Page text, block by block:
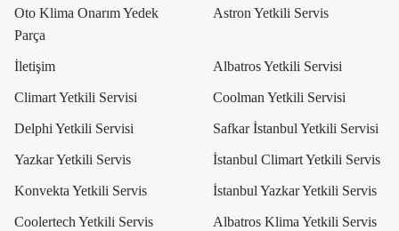
Oto Klima Onarım Yedek
Parça
Astron Yetkili Servis
İletişim Albatros Yetkili Servisi
Climart Yetkili Servisi Coolman Yetkili Servisi
Delphi Yetkili Servisi Safkar İstanbul Yetkili Servisi
Yazkar Yetkili Servis İstanbul Climart Yetkili Servis
Konvekta Yetkili Servis İstanbul Yazkar Yetkili Servis
Coolertech Yetkili Servis Albatros Klima Yetkili Servis